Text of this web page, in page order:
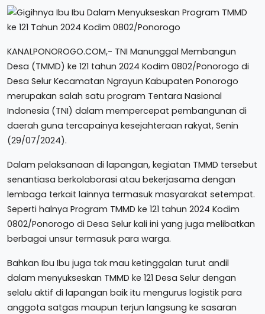
KANALPONOROGO.COM,- TNI Manunggal Membangun
Desa (TMMD) ke 121 tahun 2024 Kodim 0802/Ponorogo di
Desa Selur Kecamatan Ngrayun Kabupaten Ponorogo
merupakan salah satu program Tentara Nasional
Indonesia (TNI) dalam mempercepat pembangunan di
daerah guna tercapainya kesejahteraan rakyat, Senin
(29/07/2024).
Dalam pelaksanaan di lapangan, kegiatan TMMD tersebut
senantiasa berkolaborasi atau bekerjasama dengan
lembaga terkait lainnya termasuk masyarakat setempat.
Seperti halnya Program TMMD ke 121 tahun 2024 Kodim
0802/Ponorogo di Desa Selur kali ini yang juga melibatkan
berbagai unsur termasuk para warga.
Bahkan Ibu Ibu juga tak mau ketinggalan turut andil
dalam menyukseskan TMMD ke 121 Desa Selur dengan
selalu aktif di lapangan baik itu mengurus logistik para
anggota satgas maupun terjun langsung ke sasaran